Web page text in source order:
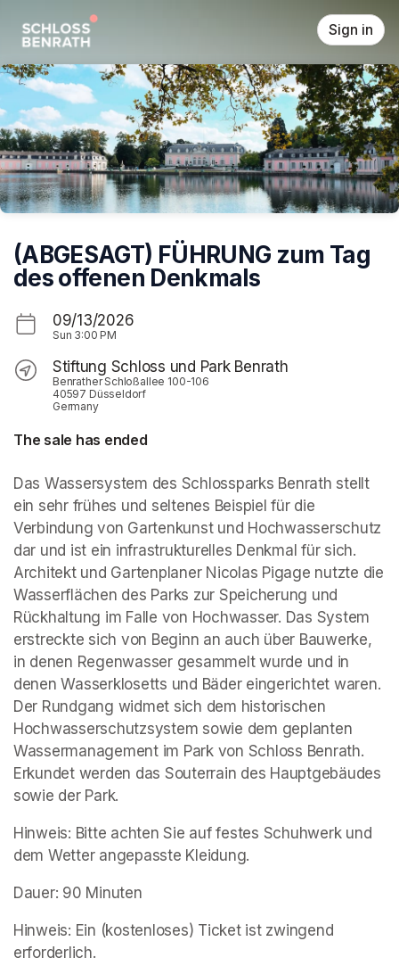
Sign in
(ABGESAGT) FÜHRUNG zum Tag
des offenen Denkmals
09/13/2026
Sun 3:00 PM
Stiftung Schloss und Park Benrath
Benrather Schloßallee 100-106
40597 Düsseldorf
Germany
The sale has ended
Das Wassersystem des Schlossparks Benrath stellt
ein sehr frühes und seltenes Beispiel für die
Verbindung von Gartenkunst und Hochwasserschutz
dar und ist ein infrastrukturelles Denkmal für sich.
Architekt und Gartenplaner Nicolas Pigage nutzte die
Wasserflächen des Parks zur Speicherung und
Rückhaltung im Falle von Hochwasser. Das System
erstreckte sich von Beginn an auch über Bauwerke,
in denen Regenwasser gesammelt wurde und in
denen Wasserklosetts und Bäder eingerichtet waren.
Der Rundgang widmet sich dem historischen
Hochwasserschutzsystem sowie dem geplanten
Wassermanagement im Park von Schloss Benrath.
Erkundet werden das Souterrain des Hauptgebäudes
sowie der Park.
Hinweis: Bitte achten Sie auf festes Schuhwerk und
dem Wetter angepasste Kleidung.
Dauer: 90 Minuten
Hinweis: Ein (kostenloses) Ticket ist zwingend
erforderlich.